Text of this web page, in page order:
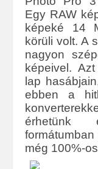
Egy RAW
képeké 14
körüli volt. A
nagyon
képeivel.
lap
ebben a
érhetünk
még 100%-